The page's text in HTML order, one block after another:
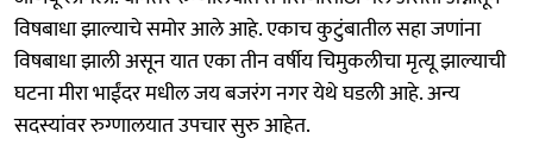
विषबाधा झाल्याचे समोर आले आहे. एकाच कुटुंबातील सहा जणांना
विषबाधा झाली असून यात एका तीन वर्षीय चिमुकलीचा मृत्यू झाल्याची
घटना मीरा भाईंदर मधील जय बजरंग नगर येथे घडली आहे. अन्य
सदस्यांवर रुग्णालयात उपचार सुरु आहेत.